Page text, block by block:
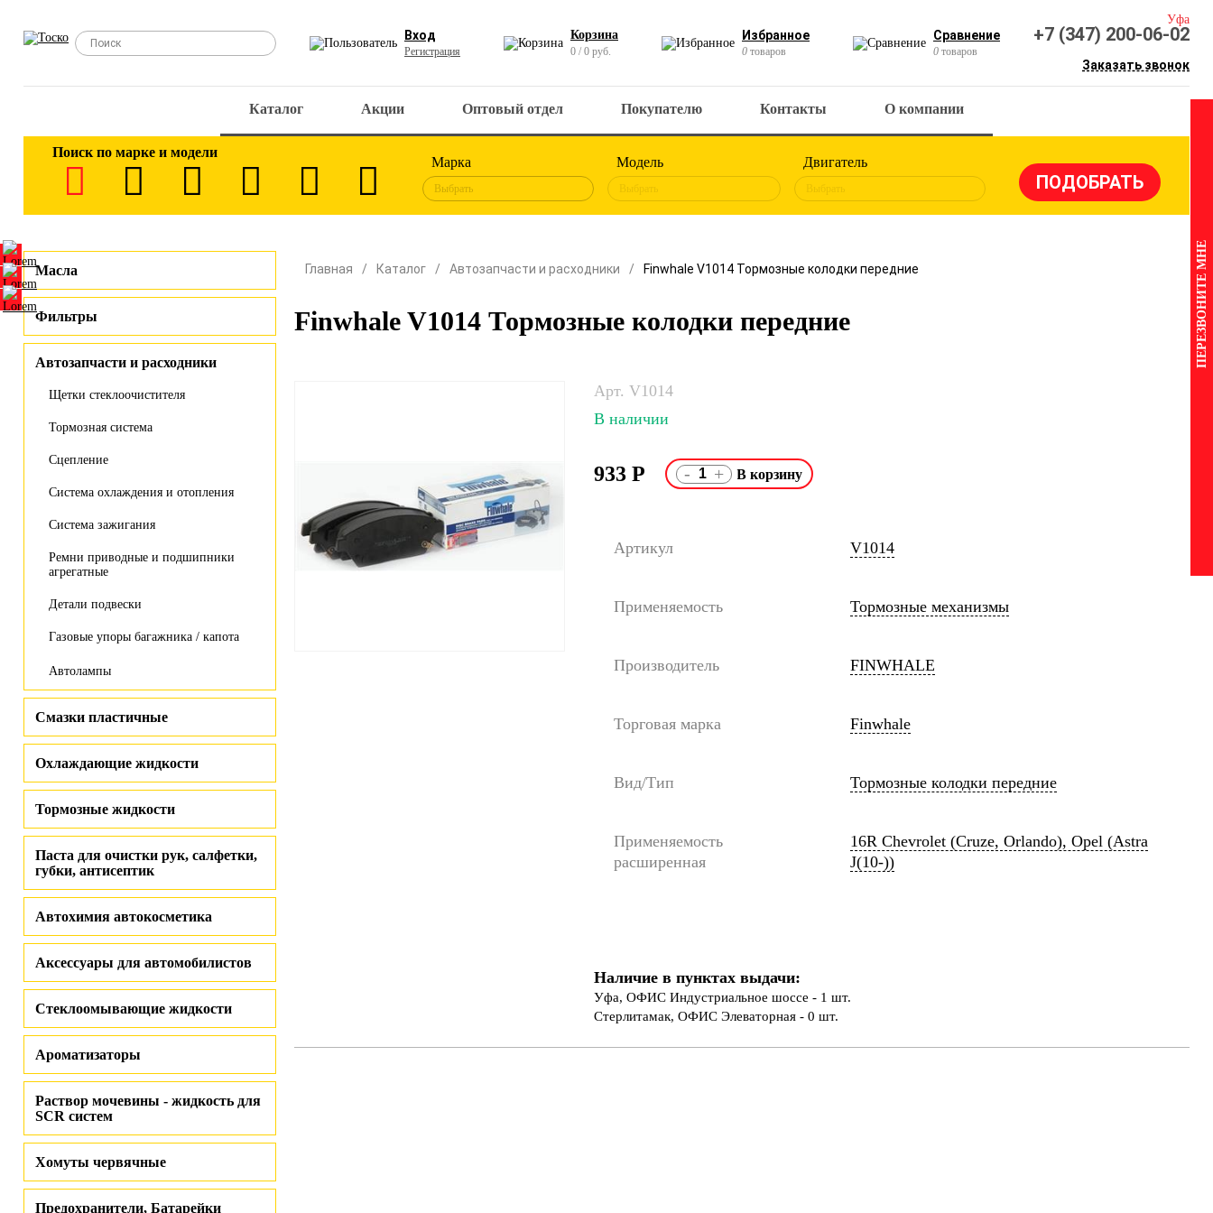
Вход
Регистрация
Корзина
0 / 0 руб.
Избранное
0 товаров
Сравнение
0 товаров
Уфа
+7 (347) 200-06-02
Заказать звонок
Каталог Акции Оптовый отдел Покупателю Контакты О компании
Поиск по марке и модели
Марка
Выбрать
Модель
Выбрать
Двигатель
Выбрать
Масла
Фильтры
Автозапчасти и расходники
Щетки стеклоочистителя
Тормозная система
Сцепление
Система охлаждения и отопления
Система зажигания
Ремни приводные и подшипники
агрегатные
Детали подвески
Газовые упоры багажника / капота
Автолампы
Смазки пластичные
Охлаждающие жидкости
Тормозные жидкости
Паста для очистки рук, салфетки,
губки, антисептик
Автохимия автокосметика
Аксессуары для автомобилистов
Стеклоомывающие жидкости
Ароматизаторы
Раствор мочевины - жидкость для
SCR систем
Хомуты червячные
Предохранители, Батарейки
Главная Каталог Автозапчасти и расходники Finwhale V1014 Тормозные колодки передние
Finwhale V1014 Тормозные колодки передние
Арт. V1014
В наличии
933 Р - +
Артикул V1014
Применяемость Тормозные механизмы
Производитель FINWHALE
Торговая марка Finwhale
Вид/Тип Тормозные колодки передние
Применяемость
расширенная
16R Chevrolet (Cruze, Orlando), Opel (Astra
J(10-))
Наличие в пунктах выдачи:
Уфа, ОФИС Индустриальное шоссе - 1 шт.
Стерлитамак, ОФИС Элеваторная - 0 шт.
ПЕРЕЗВОНИТЕ МНЕ